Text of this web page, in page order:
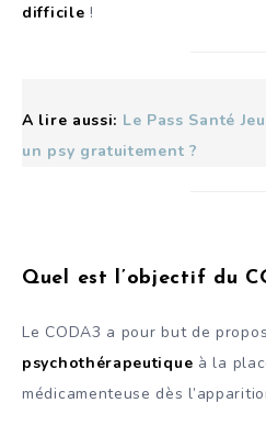
difficile !
A lire aussi: Le Pass Santé
un psy gratuitement ?
Quel est l’objectif du
Le CODA3 a pour but de
psychothérapeutique à la
médicamenteuse dès